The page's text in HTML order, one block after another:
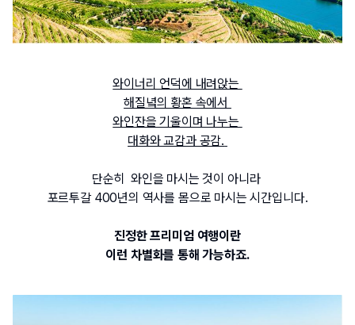
와이너리 언덕에 내려앉는
해질녘의 황혼 속에서
와인잔을 기울이며 나누는
대화와 교감과 공감.
단순히 와인을 마시는 것이 아니라
포르투갈 400년의 역사를 몸으로 마시는 시간입니다.
진정한 프리미엄 여행이란
이런 차별화를 통해 가능하죠.